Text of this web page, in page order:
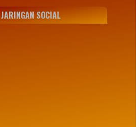
JARINGAN SOCIAL